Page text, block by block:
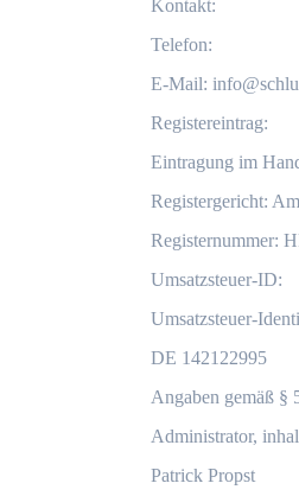
Kontakt:
Telefon:
E-Mail:
Registereintrag:
Eintragung im
Registergericht:
Registernummer:
Umsatzsteuer-ID:
Umsatzsteuer-
DE 142122995
Angaben gemäß §
Administrator,
Patrick Propst